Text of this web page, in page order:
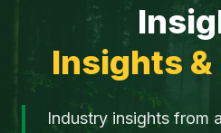
Insights
Industry insights from